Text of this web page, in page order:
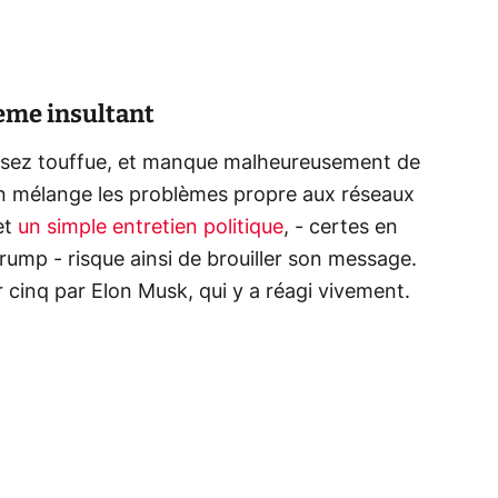
insultant
touffue, et manque malheureusement de
les problèmes propre aux réseaux
un simple entretien politique, - certes en
- risque ainsi de brouiller son message.
par Elon Musk, qui y a réagi vivement.